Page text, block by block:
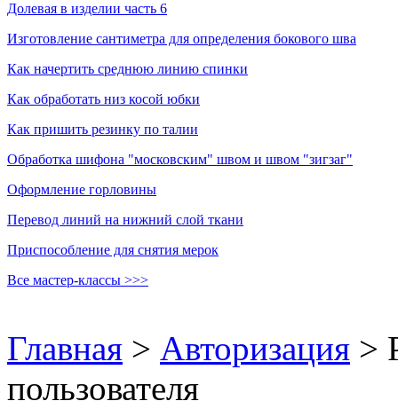
Долевая в изделии часть 6
Изготовление сантиметра для определения бокового шва
Как начертить среднюю линию спинки
Как обработать низ косой юбки
Как пришить резинку по талии
Обработка шифона "московским" швом и швом "зигзаг"
Оформление горловины
Перевод линий на нижний слой ткани
Приспособление для снятия мерок
Все мастер-классы >>>
Главная > Авторизация >
пользователя